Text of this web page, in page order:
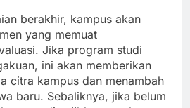
berakhir, kampus akan
yang memuat
Jika program studi
ini akan memberikan
citra kampus dan menambah
baru. Sebaliknya, jika belum